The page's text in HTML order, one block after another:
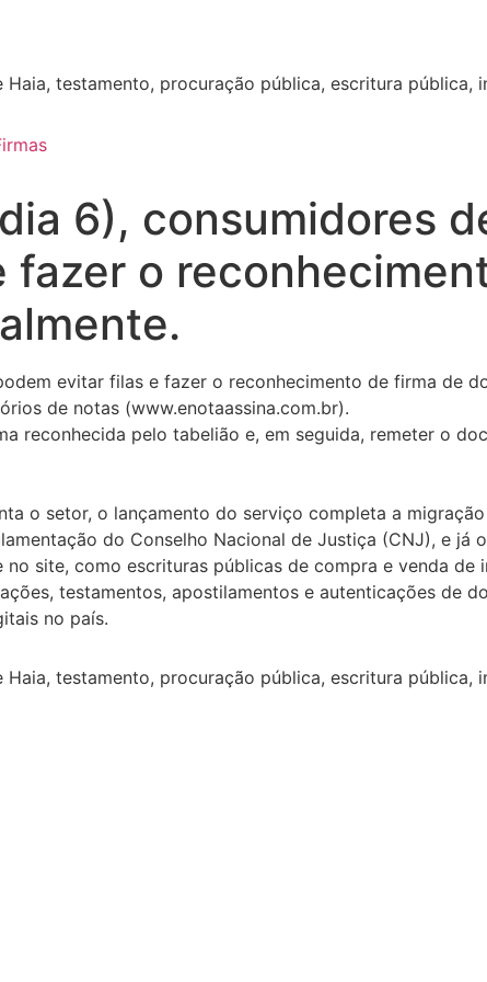
testamento, procuração pública, escritura pública,
6), consumidores
o
evitar filas e fazer o reconhecimento de firma de
de notas (www.enotaassina.com.br).
reconhecida pelo tabelião e, em seguida, remeter o
o setor, o lançamento do serviço completa a
do Conselho Nacional de Justiça (CNJ), e já
site, como escrituras públicas de compra e venda de
testamentos, apostilamentos e autenticações de
no país.
testamento, procuração pública, escritura pública,